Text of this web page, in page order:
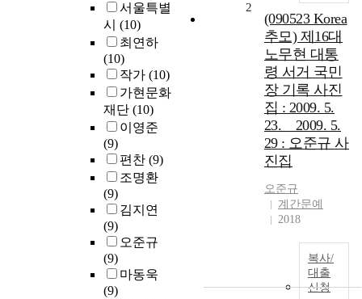
서울특별
시 (10)
최연하
(10)
작가 (10)
가현문화
재단 (10)
이영준
(9)
편찬 (9)
조명환
(9)
김지연
(9)
오준규
(9)
마동욱
(9)
2
(090523 Korea
추모) 제16대
노무현 대통
령 서거 국민
장 기록 사진
집 : 2009. 5.
23. _ 2009. 5.
29 : 오준규 사
진집
오준규
계간문예
2018
복사/
대출
신청